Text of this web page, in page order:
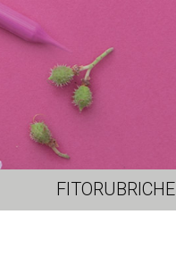
FITORUBRICHE